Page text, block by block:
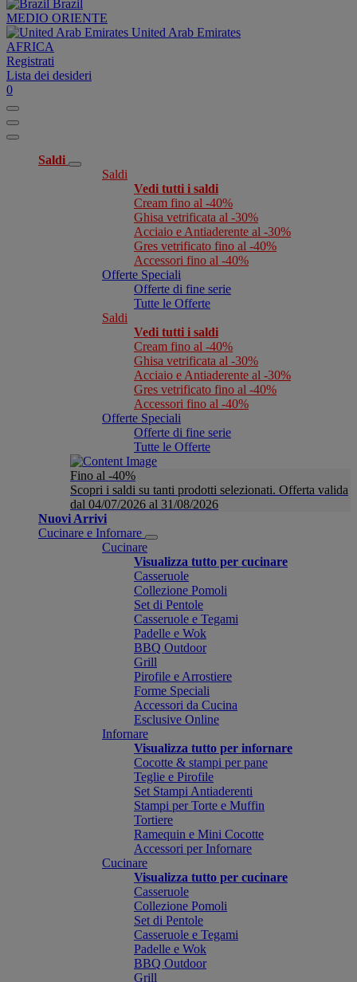
Brazil
MEDIO ORIENTE
United Arab Emirates
AFRICA
Registrati
Lista dei desideri
0
Saldi
Saldi
Vedi tutti i saldi
Cream fino al -40%
Ghisa vetrificata al -30%
Acciaio e Antiaderente al -30%
Gres vetrificato fino al -40%
Accessori fino al -40%
Offerte Speciali
Offerte di fine serie
Tutte le Offerte
Saldi
Vedi tutti i saldi
Cream fino al -40%
Ghisa vetrificata al -30%
Acciaio e Antiaderente al -30%
Gres vetrificato fino al -40%
Accessori fino al -40%
Offerte Speciali
Offerte di fine serie
Tutte le Offerte
Fino al -40%
Scopri i saldi su tanti prodotti selezionati. Offerta valida
dal 04/07/2026 al 31/08/2026
Nuovi Arrivi
Cucinare e Infornare
Cucinare
Visualizza tutto per cucinare
Casseruole
Collezione Pomoli
Set di Pentole
Casseruole e Tegami
Padelle e Wok
BBQ Outdoor
Grill
Pirofile e Arrostiere
Forme Speciali
Accessori da Cucina
Esclusive Online
Infornare
Visualizza tutto per infornare
Cocotte & stampi per pane
Teglie e Pirofile
Set Stampi Antiaderenti
Stampi per Torte e Muffin
Tortiere
Ramequin e Mini Cocotte
Accessori per Infornare
Cucinare
Visualizza tutto per cucinare
Casseruole
Collezione Pomoli
Set di Pentole
Casseruole e Tegami
Padelle e Wok
BBQ Outdoor
Grill